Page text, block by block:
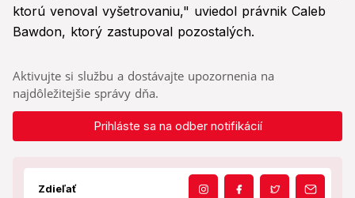
ktorú venoval vyšetrovaniu," uviedol právnik Caleb
Bawdon, ktorý zastupoval pozostalých.
Aktivujte si službu a dostávajte upozornenia na
najdôležitejšie správy dňa.
Prihláste sa na odber notifikácií
Zdieľať